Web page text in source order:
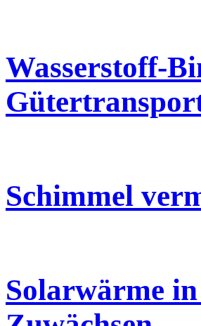
Wasserstoff-
Schimmel
Solarwärme